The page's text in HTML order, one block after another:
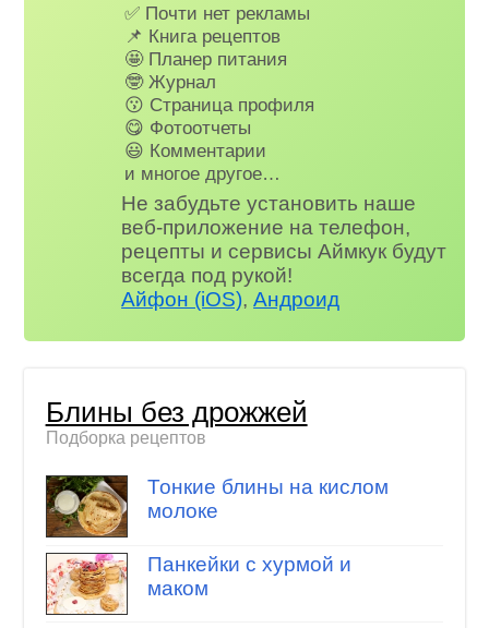
✅ Почти нет рекламы
📌 Книга рецептов
🤩 Планер питания
🤓 Журнал
😗 Страница профиля
😋 Фотоотчеты
😃 Комментарии
и многое другое…
Не забудьте установить наше
веб-приложение на телефон,
рецепты и сервисы Аймкук будут
всегда под рукой!
Айфон (iOS),Андроид
Блины без дрожжей
Подборка рецептов
Тонкие блины на кислом
молоке
Панкейки с хурмой и
маком